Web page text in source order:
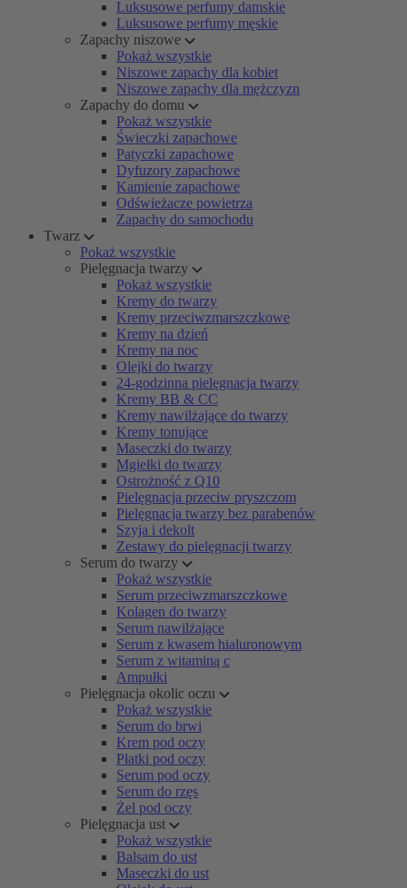
Luksusowe perfumy damskie
Luksusowe perfumy męskie
Zapachy niszowe
Pokaż wszystkie
Niszowe zapachy dla kobiet
Niszowe zapachy dla mężczyzn
Zapachy do domu
Pokaż wszystkie
Świeczki zapachowe
Patyczki zapachowe
Dyfuzory zapachowe
Kamienie zapachowe
Odświeżacze powietrza
Zapachy do samochodu
Twarz
Pokaż wszystkie
Pielęgnacja twarzy
Pokaż wszystkie
Kremy do twarzy
Kremy przeciwzmarszczkowe
Kremy na dzień
Kremy na noc
Olejki do twarzy
24-godzinna pielęgnacja twarzy
Kremy BB & CC
Kremy nawilżające do twarzy
Kremy tonujące
Maseczki do twarzy
Mgiełki do twarzy
Ostrożność z Q10
Pielęgnacja przeciw pryszczom
Pielęgnacja twarzy bez parabenów
Szyja i dekolt
Zestawy do pielęgnacji twarzy
Serum do twarzy
Pokaż wszystkie
Serum przeciwzmarszczkowe
Kolagen do twarzy
Serum nawilżające
Serum z kwasem hialuronowym
Serum z witaminą c
Ampułki
Pielęgnacja okolic oczu
Pokaż wszystkie
Serum do brwi
Krem pod oczy
Płatki pod oczy
Serum pod oczy
Serum do rzęs
Żel pod oczy
Pielęgnacja ust
Pokaż wszystkie
Balsam do ust
Maseczki do ust